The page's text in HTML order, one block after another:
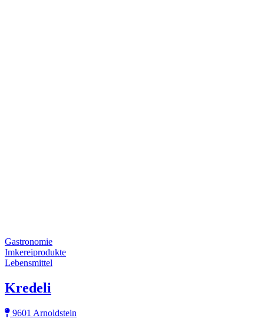
Gastronomie
Imkereiprodukte
Lebensmittel
Kredeli
9601 Arnoldstein